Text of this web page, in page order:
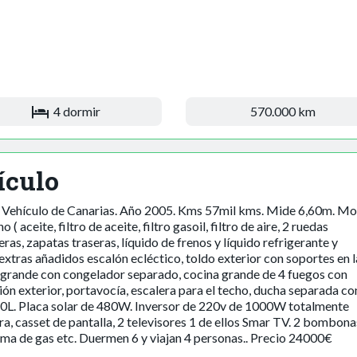
4 dormir 570.000 km
de Canarias. Año 2005. Kms 57mil kms. Mide 6,60m.
( aceite, filtro de aceite, filtro gasoil, filtro de aire, 2 ruedas
zapatas traseras, líquido de frenos y líquido refrigerante y
añadidos escalón ecléctico, toldo exterior con soportes en
con congelador separado, cocina grande de 4 fuegos con
exterior, portavocía, escalera para el techo, ducha separada
Placa solar de 480W. Inversor de 220v de 1000W totalmente
casset de pantalla, 2 televisores 1 de ellos Smar TV. 2
de gas etc. Duermen 6 y viajan 4 personas.. Precio 24000€